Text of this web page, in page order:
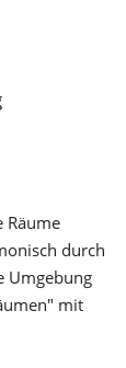
Räume
durch
Umgebung
mit